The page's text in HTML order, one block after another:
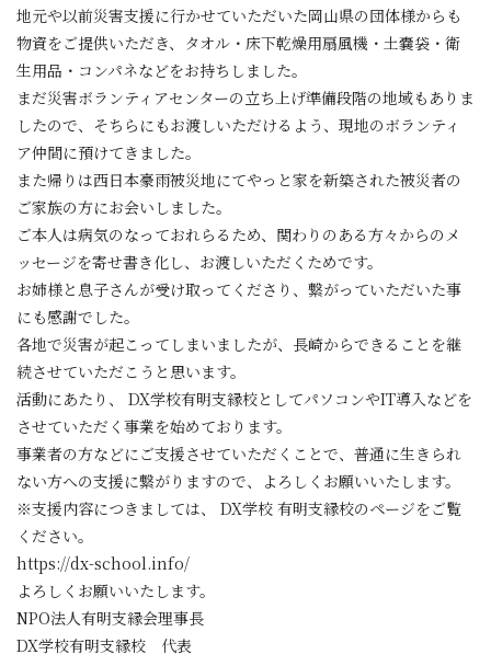
地元や以前災害支援に行かせていただいた岡山県の団体様からも
物資をご提供いただき、タオル・床下乾燥用扇風機・土嚢袋・衛
生用品・コンパネなどをお持ちしました。
まだ災害ボランティアセンターの立ち上げ準備段階の地域もありま
したので、そちらにもお渡しいただけるよう、現地のボランティ
ア仲間に預けてきました。
また帰りは西日本豪雨被災地にてやっと家を新築された被災者の
ご家族の方にお会いしました。
ご本人は病気のなっておれらるため、関わりのある方々からのメ
ッセージを寄せ書き化し、お渡しいただくためです。
お姉様と息子さんが受け取ってくださり、繋がっていただいた事
にも感謝でした。
各地で災害が起こってしまいましたが、長崎からできることを継
続させていただこうと思います。
活動にあたり、 DX学校有明支縁校としてパソコンやIT導入などを
させていただく事業を始めております。
事業者の方などにご支援させていただくことで、普通に生きられ
ない方への支援に繋がりますので、よろしくお願いいたします。
※支援内容につきましては、 DX学校 有明支縁校のページをご覧
ください。
https://dx-school.info/
よろしくお願いいたします。
NPO法人有明支縁会理事長
DX学校有明支縁校 代表